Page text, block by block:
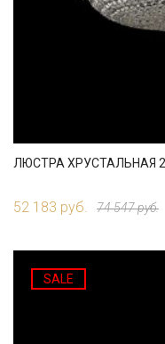
ЛЮСТРА ХРУСТАЛЬНАЯ
52 183 руб. 74 547 руб.
SALE